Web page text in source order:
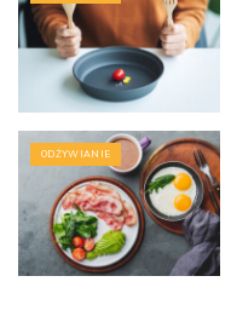
ODŻYWIANIE